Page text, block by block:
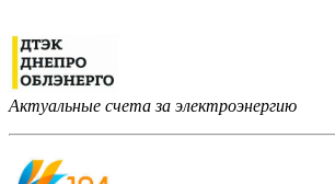
Актуальные счета за электроэнергию